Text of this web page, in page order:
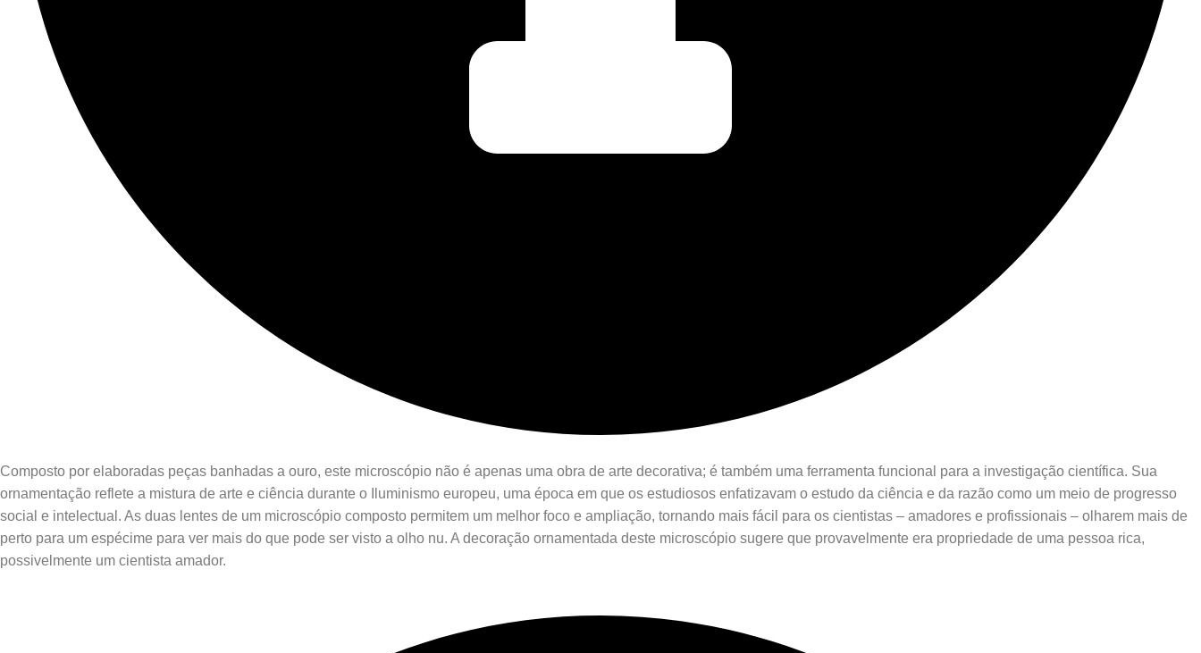
Composto por elaboradas peças banhadas a ouro, este microscópio não é apenas uma obra de arte decorativa; é também uma ferramenta funcional para a investigação científica. Sua
ornamentação reflete a mistura de arte e ciência durante o Iluminismo europeu, uma época em que os estudiosos enfatizavam o estudo da ciência e da razão como um meio de progresso
social e intelectual. As duas lentes de um microscópio composto permitem um melhor foco e ampliação, tornando mais fácil para os cientistas – amadores e profissionais – olharem mais de
perto para um espécime para ver mais do que pode ser visto a olho nu. A decoração ornamentada deste microscópio sugere que provavelmente era propriedade de uma pessoa rica,
possivelmente um cientista amador.